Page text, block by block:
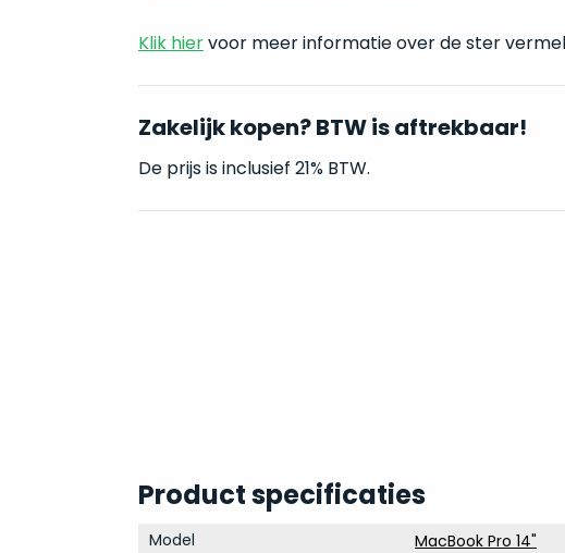
Klik hiervoor meer informatie over de ster
Zakelijk kopen? BTW is aftrekbaar!
De prijs is inclusief 21% BTW.
Product specificaties
Model
MacBook Pro 14"